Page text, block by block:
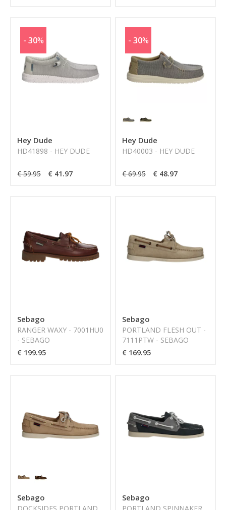
Hey Dude
HD41898 - HEY DUDE
€ 59.95 € 41.97
- 30%
Hey Dude
HD40003 - HEY DUDE
€ 69.95 € 48.97
- 30%
Sebago
RANGER WAXY - 7001HU0
- SEBAGO
€ 199.95
Sebago
PORTLAND FLESH OUT -
7111PTW - SEBAGO
€ 169.95
Sebago Sebago